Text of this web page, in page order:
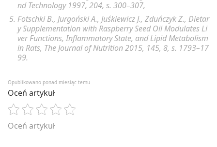
nd Technology 1997, 204, s. 300–307,
Fotschki B., Jurgoński A., Juśkiewicz J., Zduńczyk Z., Dietar
y Supplementation with Raspberry Seed Oil Modulates Li
ver Functions, Inflammatory State, and Lipid Metabolism
in Rats, The Journal of Nutrition2015, 145, 8, s. 1793–17
99.
Opublikowano ponad miesiąc temu
Oceń artykuł
Oceń artykuł